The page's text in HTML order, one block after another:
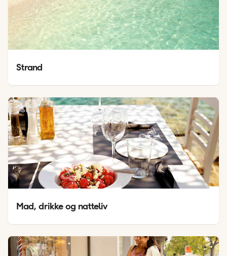
Strand
Mad, drikke og natteliv